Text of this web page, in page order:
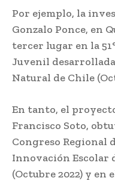
Por ejemplo, la
Gonzalo Ponce, en
tercer lugar en la
Juvenil
Natural de Chile
En tanto, el
Francisco Soto,
Congreso Regional
Innovación Escolar
(Octubre 2022) y en